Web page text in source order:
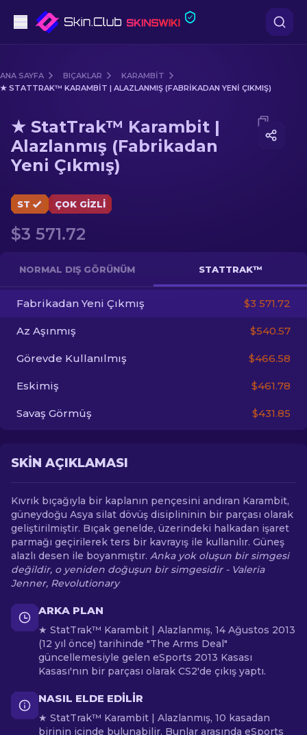
Orta seviye
Tüfek
Dürbünlü Tüfek
Bıçaklar
Eldiven
Diğer
ANA SAYFA BIÇAKLAR
KARAMBIT
★ STATTRAK™ KARAMBIT | ALAZLANMIŞ (FABRIKADAN YENI ÇIKMIŞ)
Media of ★ StatTrak™ Karambit | Alazlanmış
★ StatTrak™ Karambit |
Alazlanmış (Fabrikadan
Yeni Çıkmış)
ST ÇOK GIZLI
$3 571.72
NORMAL DIŞ GÖRÜNÜM STATTRAK™
Fabrikadan Yeni Çıkmış $3 571.72
Az Aşınmış $540.57
Görevde Kullanılmış $466.58
Eskimiş $461.78
Savaş Görmüş $431.85
SKIN AÇIKLAMASI
Kıvrık bıçağıyla bir kaplanın pençesini andıran Karambit,
güneydoğu Asya silat dövüş disiplininin bir parçası olarak
geliştirilmiştir. Bıçak genelde, üzerindeki halkadan işaret
parmağı geçirilerek ters bir kavrayış ile kullanılır. Güneş
alazlı desen ile boyanmıştır. Anka yok oluşun bir simgesi
değildir, o yeniden doğuşun bir simgesidir - Valeria
Jenner, Revolutionary
ARKA PLAN
★ StatTrak™ Karambit | Alazlanmış, 14 Ağustos 2013
(12 yıl önce) tarihinde "The Arms Deal"
güncellemesiyle gelen eSports 2013 Kasası
Kasası'nın bir parçası olarak CS2'de çıkış yaptı.
NASIL ELDE EDILIR
★ StatTrak™ Karambit | Alazlanmış, 10 kasadan
birinin içinde bulunabilir. Bunlar arasında eSports